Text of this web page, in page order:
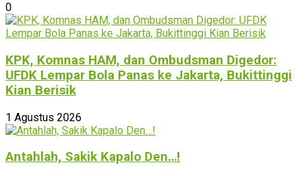
0
KPK, Komnas HAM, dan Ombudsman Digedor:
UFDK Lempar Bola Panas ke Jakarta, Bukittinggi
Kian Berisik
1 Agustus 2026
Antahlah, Sakik Kapalo Den…!